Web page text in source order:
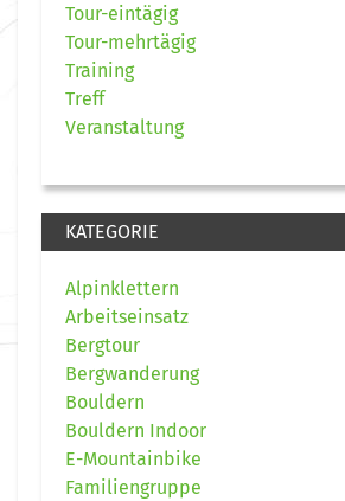
Tour-eintägig
Tour-mehrtägig
Training
Treff
Veranstaltung
KATEGORIE
Alpinklettern
Arbeitseinsatz
Bergtour
Bergwanderung
Bouldern
Bouldern Indoor
E-Mountainbike
Familiengruppe